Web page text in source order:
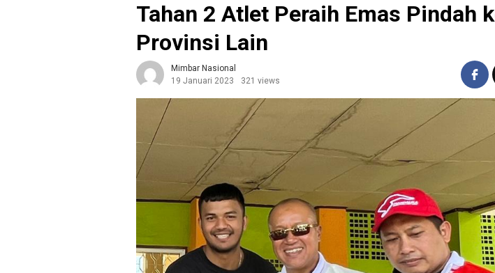
Tahan 2 Atlet Peraih Emas Pindah
Provinsi Lain
Mimbar Nasional
19 Januari 2023
321 views